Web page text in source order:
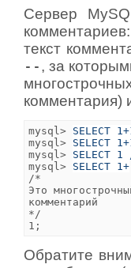
Сервер
текст
--, за
комментария)
mysql> SELECT
mysql> SELECT
mysql> SELECT
mysql> SELECT 1+
/*
Это
комментарий
*/
Обратите